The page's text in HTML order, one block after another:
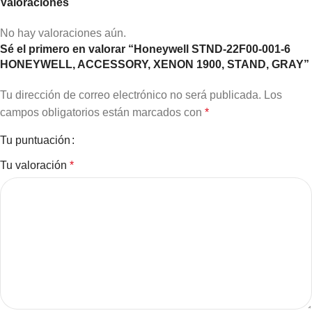
No hay valoraciones aún.
Sé el primero en valorar “Honeywell STND-22F00-001-6
HONEYWELL, ACCESSORY, XENON 1900, STAND, GRAY”
Tu dirección de correo electrónico no será publicada. Los
campos obligatorios están marcados con *
Tu puntuación
Tu valoración *